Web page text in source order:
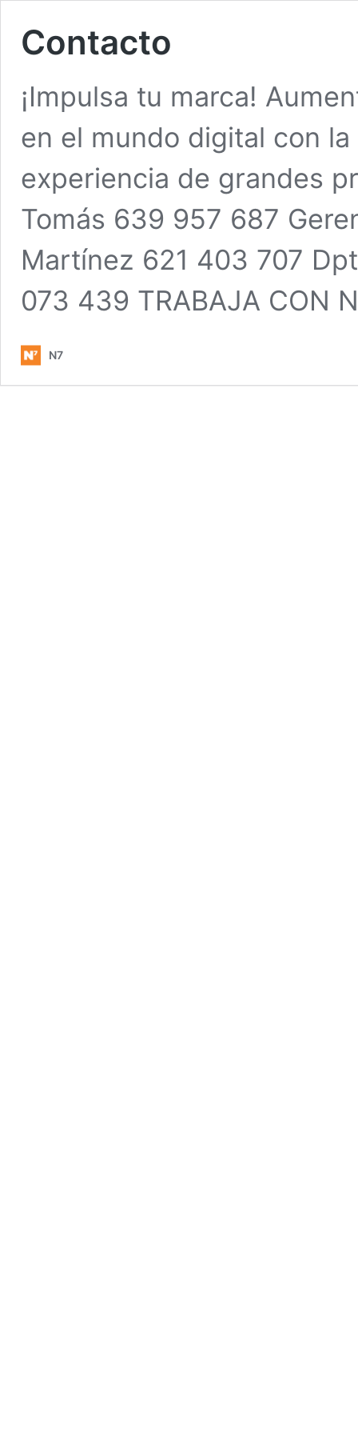
Contacto
¡Impulsa tu marca!
en el mundo digital con
experiencia de grandes
Tomás 639 957 687
Martínez 621 403 707
073 439 TRABAJA CON
N7